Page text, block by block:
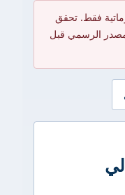
فقط. تحقق
الرسمي قبل